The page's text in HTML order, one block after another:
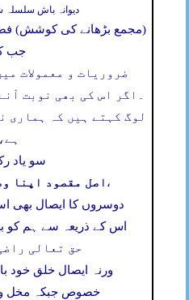
دیوانہ باش
(مجمع بڑھانے کی کوشش)
جب
ضروریات و معمولات
اگر اس کی بھی نوبت
لوگ کہتے ہیں کہ ہماری
ہے،
سو یاد
اصل مقصود اپنا ،
دوسروں کا ایصال بھی
اس کے ذریعہ سے ہم کو
حق تعالی
ورنہ ایصال خلق خود
خصوص جبکہ مخل